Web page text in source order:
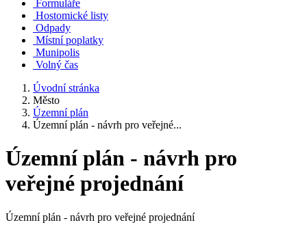
Formuláře
Hostomické listy
Odpady
Místní poplatky
Munipolis
Volný čas
Úvodní stránka
Město
Územní plán
Územní plán - návrh pro veřejné...
Územní plán - návrh pro
veřejné projednání
Územní plán - návrh pro veřejné projednání